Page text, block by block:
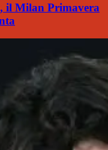
il Milan Primavera